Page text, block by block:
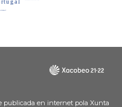
Galicia
publicada en internet pola Xunta